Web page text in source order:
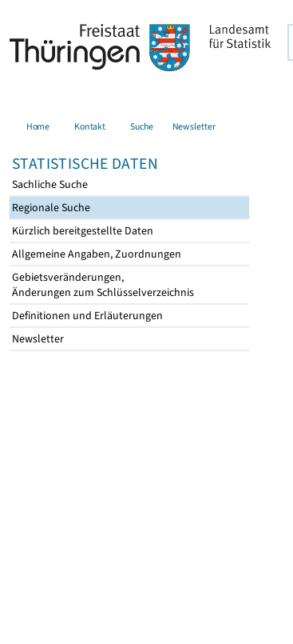
Home Kontakt Suche Newsletter
STATISTISCHE DATEN
Sachliche Suche
Regionale Suche
Kürzlich bereitgestellte Daten
Allgemeine Angaben, Zuordnungen
Gebietsveränderungen,
Änderungen zum Schlüsselverzeichnis
Definitionen und Erläuterungen
Newsletter